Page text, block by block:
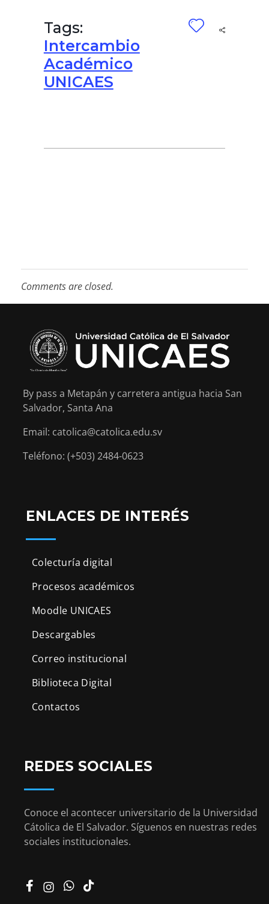
Tags:
Intercambio
Académico
UNICAES
Comments are closed.
By pass a Metapán y carretera antigua hacia San
Salvador, Santa Ana
Email: catolica@catolica.edu.sv
Teléfono: (+503) 2484-0623
ENLACES DE INTERÉS
Colecturía digital
Procesos académicos
Moodle UNICAES
Descargables
Correo institucional
Biblioteca Digital
Contactos
REDES SOCIALES
Conoce el acontecer universitario de la Universidad
Cátolica de El Salvador. Síguenos en nuestras redes
sociales institucionales.